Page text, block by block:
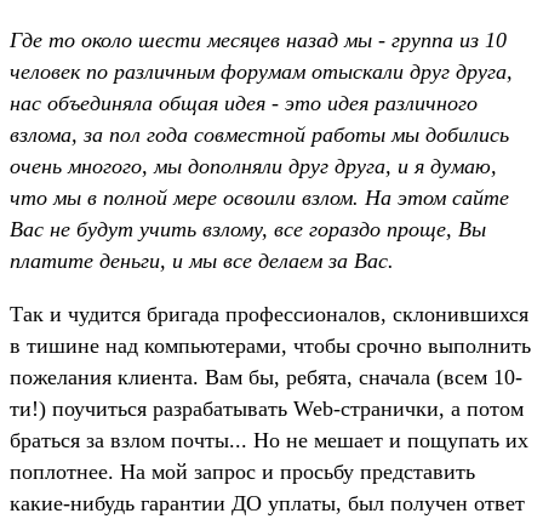
Где то около шести месяцев назад мы - группа из 10
человек по различным форумам отыскали друг друга,
нас объединяла общая идея - это идея различного
взлома, за пол года совместной работы мы добились
очень многого, мы дополняли друг друга, и я думаю,
что мы в полной мере освоили взлом. На этом сайте
Вас не будут учить взлому, все гораздо проще, Вы
платите деньги, и мы все делаем за Вас.
Так и чудится бригада профессионалов, склонившихся
в тишине над компьютерами, чтобы срочно выполнить
пожелания клиента. Вам бы, ребята, сначала (всем 10-
ти!) поучиться разрабатывать Web-странички, а потом
браться за взлом почты... Но не мешает и пощупать их
поплотнее. На мой запрос и просьбу представить
какие-нибудь гарантии ДО уплаты, был получен ответ